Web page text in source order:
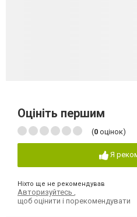
Оцініть першим
(0 оцінок)
Я
Ніхто ще не рекомендував
Авторизуйтесь
щоб оцінити і порекомендувати